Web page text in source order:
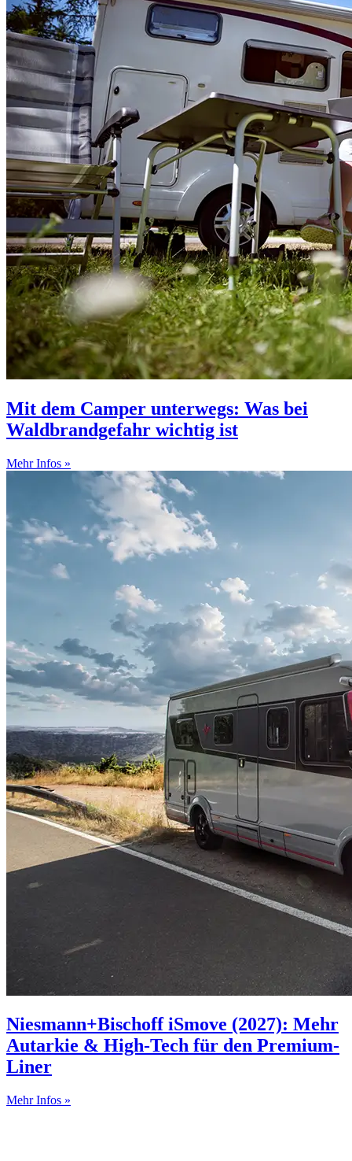
Mit dem Camper unterwegs: Was bei
Waldbrandgefahr wichtig ist
Mehr Infos »
Niesmann+Bischoff iSmove (2027): Mehr
Autarkie & High-Tech für den Premium-
Liner
Mehr Infos »